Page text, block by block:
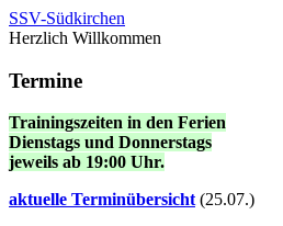
SSV-Südkirchen
Herzlich Willkommen
Termine
Trainingszeiten in den Ferien
Dienstags und Donnerstags
jeweils ab 19:00 Uhr.
aktuelle Terminübersicht(25.07.)